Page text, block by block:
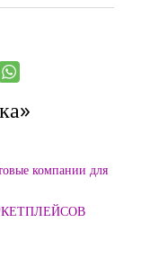
компании для